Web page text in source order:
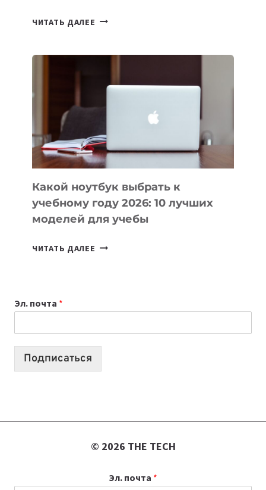
ЧИТАТЬ ДАЛЕЕ
ПОМОГАЮТ
СОЗДАВАТЬ
БЕЗ
СЛОЖНОГО
КОДА
Какой ноутбук выбрать к
учебному году 2026: 10 лучших
моделей для учебы
ЧИТАТЬ ДАЛЕЕ КАКОЙ
2026:
10
Эл. почта *
Подписаться
© 2026 THE TECH
Эл. почта *